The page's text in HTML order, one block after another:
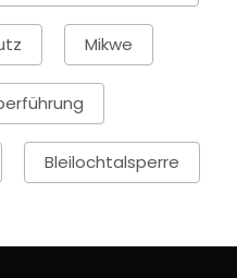
Mikwe
Bleilochtalsperre